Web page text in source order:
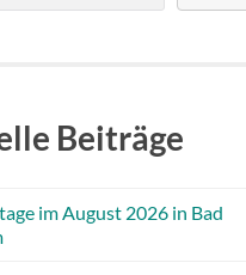
Beiträge
im August 2026 in Bad